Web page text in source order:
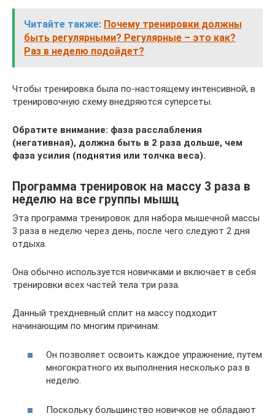
Читайте также: Почему тренировки должны
быть регулярными? Регулярные – это как?
Раз в неделю подойдет?
Чтобы тренировка была по-настоящему интенсивной, в
тренировочную схему внедряются суперсеты.
Обратите внимание: фаза расслабления
(негативная), должна быть в 2 раза дольше, чем
фаза усилия (поднятия или толчка веса).
Программа тренировок на массу 3 раза в
неделю на все группы мышц
Эта программа тренировок для набора мышечной массы
3 раза в неделю через день, после чего следуют 2 дня
отдыха.
Она обычно используется новичками и включает в себя
тренировки всех частей тела три раза.
Данный трехдневный сплит на массу подходит
начинающим по многим причинам:
Он позволяет освоить каждое упражнение, путем
многократного их выполнения несколько раз в
неделю.
Поскольку большинство новичков не обладают